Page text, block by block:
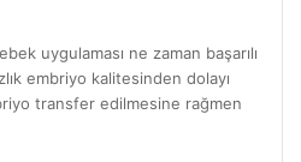
uygulaması ne zaman başarılı
embriyo kalitesinden dolayı
transfer edilmesine rağmen